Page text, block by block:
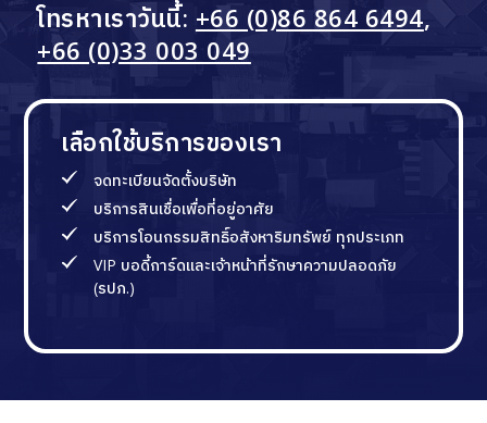
โทรหาเราวันนี้: +66 (0)86 864 6494,
+66 (0)33 003 049
เลือกใช้บริการของเรา
จดทะเบียนจัดตั้งบริษัท
บริการสินเชื่อเพื่อที่อยู่อาศัย
บริการโอนกรรมสิทธิ์อสังหาริมทรัพย์ ทุกประเภท
VIP บอดี้การ์ดและเจ้าหน้าที่รักษาความปลอดภัย
(รปภ.)